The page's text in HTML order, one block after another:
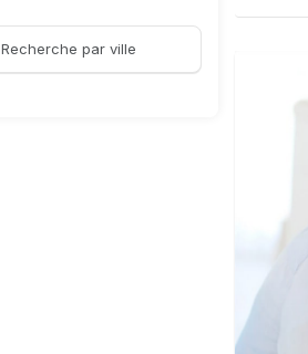
Recherche par ville